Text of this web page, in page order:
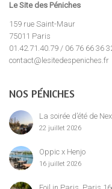
Le Site des Péniches
159 rue Saint-Maur
75011 Paris
01.42.71.40.79 / 06 76 66 36
contact@lesitedespeniches.fr
NOS PÉNICHES
La soirée d’été de
22 juillet 2026
Oppic x Henjo
16 juillet 2026